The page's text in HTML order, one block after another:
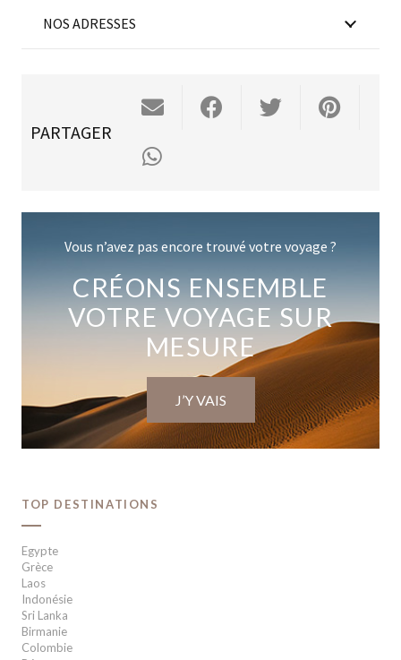
NOS ADRESSES
PARTAGER
Vous n’avez pas encore trouvé votre voyage ?
CRÉONS ENSEMBLE
VOTRE VOYAGE SUR
MESURE
J’Y VAIS
TOP DESTINATIONS
Egypte
Grèce
Laos
Indonésie
Sri Lanka
Birmanie
Colombie